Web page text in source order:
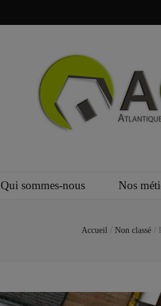
Qui sommes-nous Nos
Accueil / Non classé /